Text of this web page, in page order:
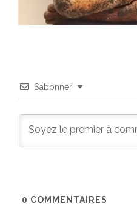
S’abonner
0 COMMENTAIRES